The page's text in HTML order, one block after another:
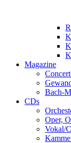
Magazine
Bach-
CDs
Oper,
Vokal/